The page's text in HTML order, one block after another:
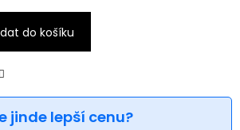
do košíku
jinde lepší cenu?